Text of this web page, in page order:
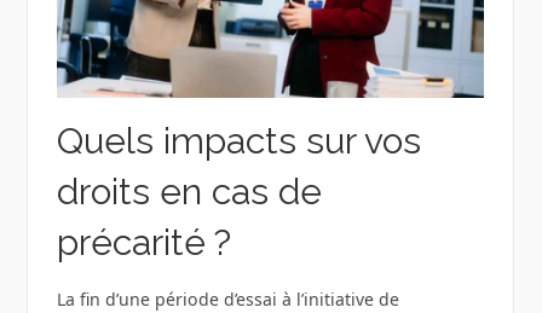
Quels impacts sur vos
droits en cas de
précarité ?
La fin d’une période d’essai à l’initiative de